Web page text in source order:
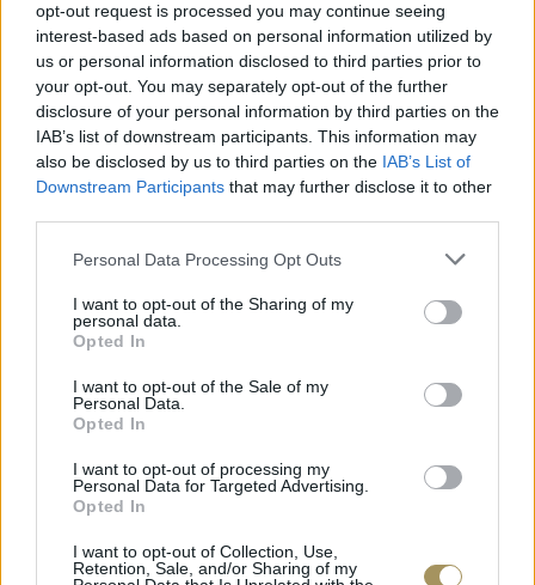
opt-out request is processed you may continue seeing
interest-based ads based on personal information utilized by
us or personal information disclosed to third parties prior to
your opt-out. You may separately opt-out of the further
disclosure of your personal information by third parties on the
IAB’s list of downstream participants. This information may
also be disclosed by us to third parties on the IAB’s List of
Downstream Participants that may further disclose it to other
Personal Data Processing Opt Outs
I want to opt-out of the Sharing of my
personal data.
Opted In
I want to opt-out of the Sale of my
Personal Data.
Opted In
I want to opt-out of processing my
Personal Data for Targeted Advertising.
Opted In
I want to opt-out of Collection, Use,
Retention, Sale, and/or Sharing of my
ΧΡΥΣΌΣ 18 ΚΑΡΑΤΊΩΝ -10%
ΜΟΝΌΠΕΤΡΟ ΔΑΧΤΥΛΊΔΙ ΜΕ
€1.737€
BRASS